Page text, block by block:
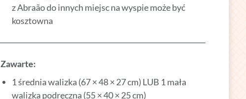
z Abraão do innych miejsc na wyspie może być
kosztowna
Zawarte:
1 średnia walizka (67 × 48 × 27 cm) LUB 1 mała
walizka podręczna (55 × 40 × 25 cm)